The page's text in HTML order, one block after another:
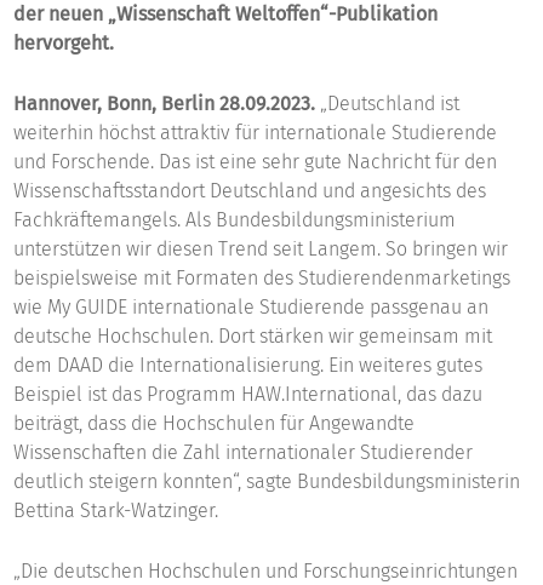
der neuen „Wissenschaft Weltoffen“-Publikation
hervorgeht.
Hannover, Bonn, Berlin 28.09.2023. „Deutschland ist
weiterhin höchst attraktiv für internationale Studierende
und Forschende. Das ist eine sehr gute Nachricht für den
Wissenschaftsstandort Deutschland und angesichts des
Fachkräftemangels. Als Bundesbildungsministerium
unterstützen wir diesen Trend seit Langem. So bringen wir
beispielsweise mit Formaten des Studierendenmarketings
wie My GUIDE internationale Studierende passgenau an
deutsche Hochschulen. Dort stärken wir gemeinsam mit
dem DAAD die Internationalisierung. Ein weiteres gutes
Beispiel ist das Programm HAW.International, das dazu
beiträgt, dass die Hochschulen für Angewandte
Wissenschaften die Zahl internationaler Studierender
deutlich steigern konnten“, sagte Bundesbildungsministerin
Bettina Stark-Watzinger.
„Die deutschen Hochschulen und Forschungseinrichtungen